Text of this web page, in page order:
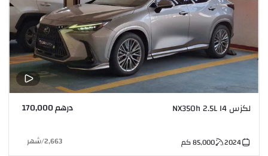
لكزس NX350h 2.5L I4 درهم 170,000
2024
85,000كم 2,663
/شهر